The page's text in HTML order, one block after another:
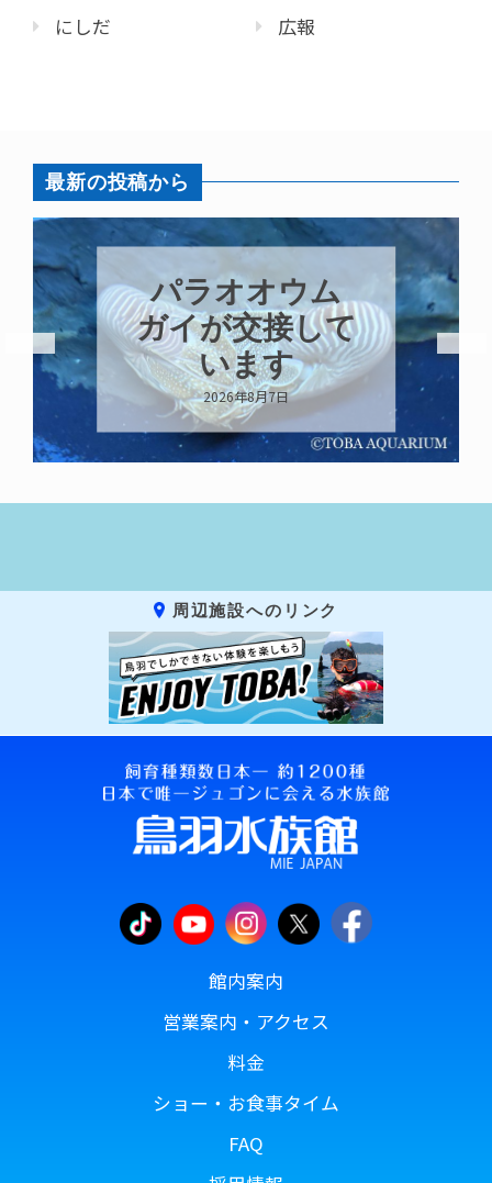
にしだ
広報
最新の投稿から
パラオオウム
ガイが交接して
います
2026年8月7日
周辺施設へのリンク
館内案内
営業案内・アクセス
料金
ショー・お食事タイム
FAQ